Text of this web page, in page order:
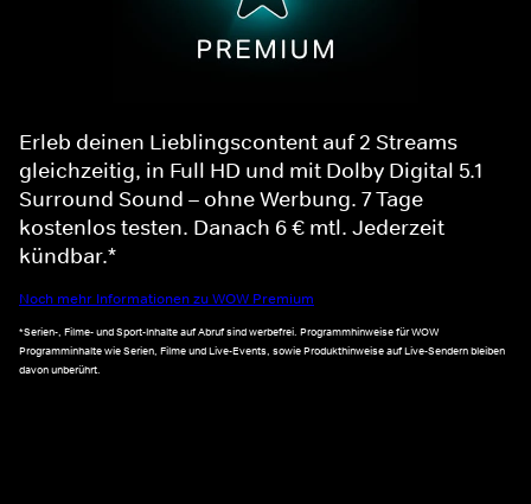
Erleb deinen Lieblingscontent auf 2 Streams
gleichzeitig, in Full HD und mit Dolby Digital 5.1
Surround Sound – ohne Werbung. 7 Tage
kostenlos testen. Danach 6 € mtl. Jederzeit
kündbar.*
Noch mehr Informationen zu WOW Premium
*Serien-, Filme- und Sport-Inhalte auf Abruf sind werbefrei. Programmhinweise für WOW
Programminhalte wie Serien, Filme und Live-Events, sowie Produkthinweise auf Live-Sendern bleiben
davon unberührt.